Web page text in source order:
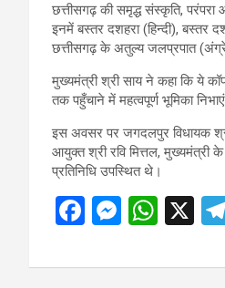
छत्तीसगढ़ की समृद्ध संस्कृति, परंपरा
इनमें बस्तर दशहरा (हिन्दी), बस्तर
छत्तीसगढ़ के अतुल्य जलप्रपात
मुख्यमंत्री श्री साय ने कहा कि ये
तक पहुँचाने में महत्वपूर्ण भूमिका
इस अवसर पर जगदलपुर विधायक
आयुक्त श्री रवि मित्तल, मुख्यमंत्री
प्रतिनिधि उपस्थित थे।
F
ce
M
se
W
at
X